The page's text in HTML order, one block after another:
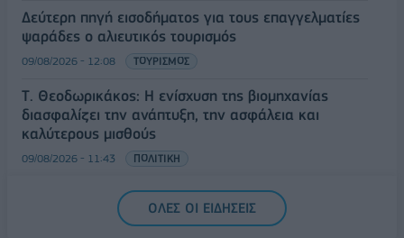
Δεύτερη πηγή εισοδήματος για τους επαγγελματίες
ψαράδες ο αλιευτικός τουρισμός
09/08/2026 - 12:08 ΤΟΥΡΙΣΜΟΣ
Τ. Θεοδωρικάκος: Η ενίσχυση της βιομηχανίας
διασφαλίζει την ανάπτυξη, την ασφάλεια και
καλύτερους μισθούς
09/08/2026 - 11:43 ΠΟΛΙΤΙΚΗ
Υπ. Μεταφορών: Οριστική λύση στο ζήτημα των
πινακίδων κυκλοφορίας - Τέλος στις χρονοβόρες
ΟΛΕΣ ΟΙ ΕΙΔΗΣΕΙΣ